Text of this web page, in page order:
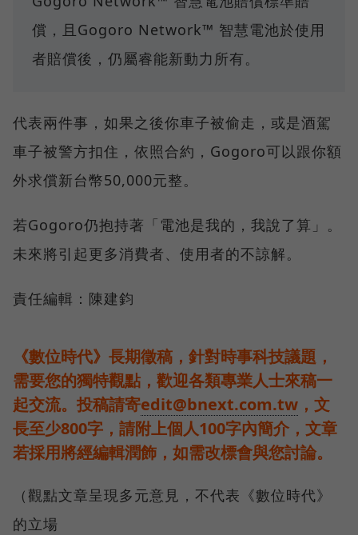
償，且Gogoro Network™ 智慧電池於使用
者賠償後，仍屬睿能新動力所有。
代表兩件事，如果之後你車子被偷走，或是酒駕
車子被警方扣住，依照合約，Gogoro可以跟你額
外求償新台幣50,000元整。
若Gogoro仍抱持著「電池是我的，我說了算」。
未來將引起更多消費者、使用者的不諒解。
責任編輯：陳建鈞
《數位時代》長期徵稿，針對時事科技議題，
需要您的獨特觀點，歡迎各類專業人士來稿一
起交流。投稿請寄edit@bnext.com.tw ，文
長至少800字，請附上個人100字內簡介，文章
若採用將經編輯潤飾，如需改標會與您討論。
（觀點文章呈現多元意見，不代表《數位時代》
的立場